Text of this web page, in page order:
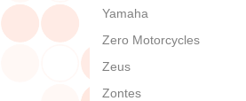
Yamaha
Zero Motorcycles
Zeus
Zontes